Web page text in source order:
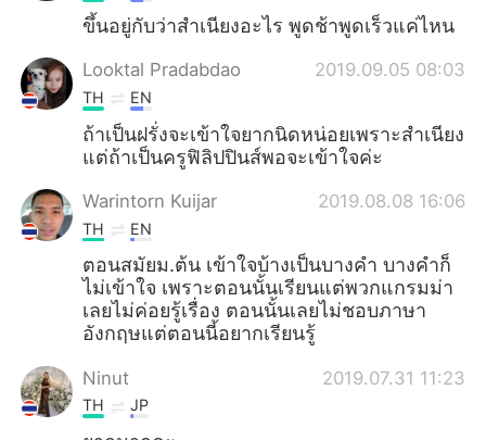
Português
ขึ้นอยู่กับว่าสำเนียงอะไร​ พูดช้าพูดเร็วแค่ไหน
Looktal Pradabdao 2019.09.05 08:03
TH EN
ถ้าเป็นฝรั่งจะเข้าใจยากนิดหน่อยเพราะสำเนียง
แต่ถ้าเป็นครูฟิลิปปินส์พอจะเข้าใจค่ะ
Warintorn Kuijar 2019.08.08 16:06
TH EN
ตอนสมัยม.ต้น​ เข้าใจบ้างเป็นบางคำ​ บางคำก็
ไม่เข้าใจ​ เพราะตอนนั้นเรียนแต่พวกแกรมม่า​
เลยไม่ค่อยรู้เรื่อง​ ตอนนั้นเลยไม่ชอบภาษา
อังกฤษ​แต่ตอนนี้อยากเรียนรู้
Ninut 2019.07.31 11:23
TH JP